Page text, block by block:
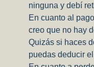
ninguna y debí
En cuanto al
creo que no hay
Quizás si haces
puedas deducir